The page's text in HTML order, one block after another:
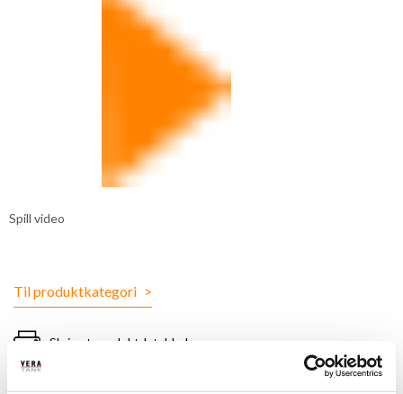
Spill video
Til produktkategori >
Skriv ut produktdatablad